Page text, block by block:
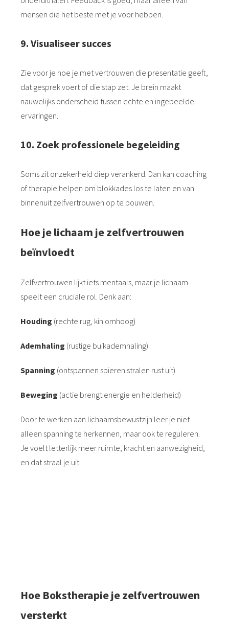
mensen die het beste met je voor hebben.
9. Visualiseer succes
Zie voor je hoe je met vertrouwen die presentatie geeft,
dat gesprek voert of die stap zet. Je brein maakt
nauwelijks onderscheid tussen echte en ingebeelde
ervaringen.
10. Zoek professionele begeleiding
Soms zit onzekerheid diep verankerd. Dan kan coaching
of therapie helpen om blokkades los te laten en van
binnenuit zelfvertrouwen op te bouwen.
Hoe je lichaam je zelfvertrouwen
beïnvloedt
Zelfvertrouwen lijkt iets mentaals, maar je lichaam
speelt een cruciale rol. Denk aan:
Houding (rechte rug, kin omhoog)
Ademhaling (rustige buikademhaling)
Spanning (ontspannen spieren stralen rust uit)
Beweging (actie brengt energie en helderheid)
Door te werken aan lichaamsbewustzijn leer je niet
alleen spanning te herkennen, maar ook te reguleren.
Je voelt letterlijk meer ruimte, kracht en aanwezigheid,
en dat straal je uit.
Hoe Bokstherapie je zelfvertrouwen
versterkt